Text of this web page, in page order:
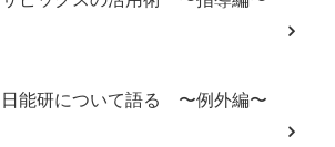
日能研について語る 〜例外編〜